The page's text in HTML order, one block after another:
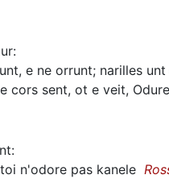
:
e ne orrunt; narilles unt
cors sent, ot e veit, Odure
:
n'odore pas kanele